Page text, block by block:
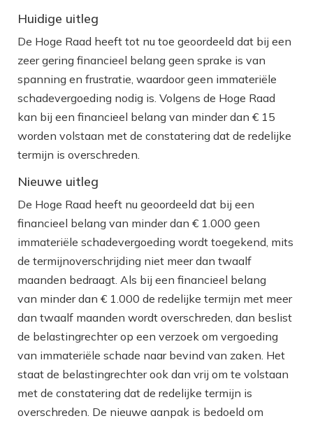
Huidige uitleg
De Hoge Raad heeft tot nu toe geoordeeld dat bij een
zeer gering financieel belang geen sprake is van
spanning en frustratie, waardoor geen immateriële
schadevergoeding nodig is. Volgens de Hoge Raad
kan bij een financieel belang van minder dan € 15
worden volstaan met de constatering dat de redelijke
termijn is overschreden.
Nieuwe uitleg
De Hoge Raad heeft nu geoordeeld dat bij een
financieel belang van minder dan € 1.000 geen
immateriële schadevergoeding wordt toegekend, mits
de termijnoverschrijding niet meer dan twaalf
maanden bedraagt. Als bij een financieel belang
van minder dan € 1.000 de redelijke termijn met meer
dan twaalf maanden wordt overschreden, dan beslist
de belastingrechter op een verzoek om vergoeding
van immateriële schade naar bevind van zaken. Het
staat de belastingrechter ook dan vrij om te volstaan
met de constatering dat de redelijke termijn is
overschreden. De nieuwe aanpak is bedoeld om